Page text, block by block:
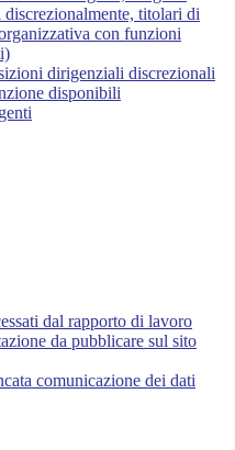
titolari di
con funzioni
dirigenziali discrezionali
disponibili
dal rapporto di lavoro
da pubblicare sul sito
comunicazione dei dati